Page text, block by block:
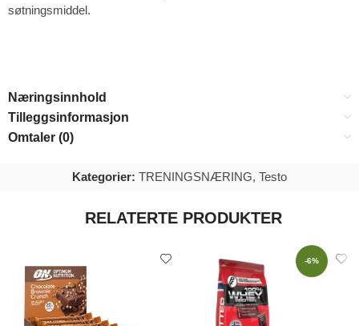
søtningsmiddel.
Næringsinnhold
Tilleggsinformasjon
Omtaler (0)
Kategorier: TRENINGSNÆRING, Testo
RELATERTE PRODUKTER
-6%